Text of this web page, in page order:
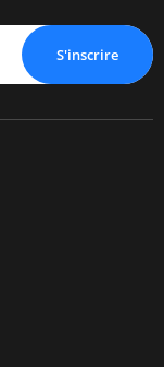
S'inscrire